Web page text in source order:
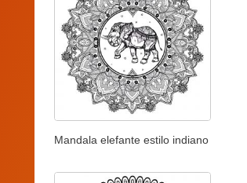
Mandala elefante estilo indiano